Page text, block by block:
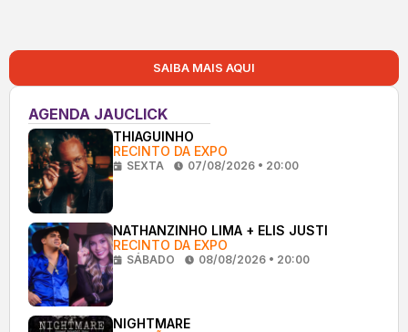
SAIBA MAIS AQUI
AGENDA JAUCLICK
THIAGUINHO
RECINTO DA EXPO
SEXTA 07/08/2026 • 20:00
NATHANZINHO LIMA + ELIS JUSTI
RECINTO DA EXPO
SÁBADO 08/08/2026 • 20:00
NIGHTMARE